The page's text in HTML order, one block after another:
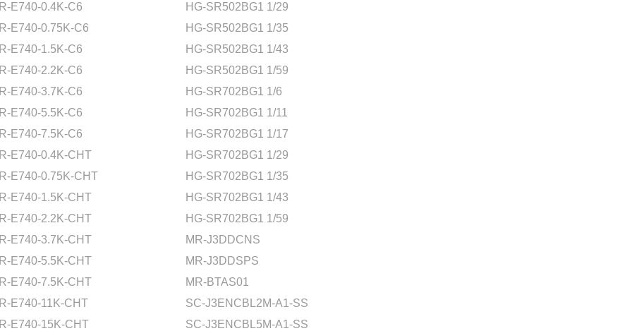
E740-0.4K-C6
HG-SR502BG1 1/29
E740-0.75K-C6
HG-SR502BG1 1/35
E740-1.5K-C6
HG-SR502BG1 1/43
E740-2.2K-C6
HG-SR502BG1 1/59
E740-3.7K-C6
HG-SR702BG1 1/6
E740-5.5K-C6
HG-SR702BG1 1/11
E740-7.5K-C6
HG-SR702BG1 1/17
E740-0.4K-CHT
HG-SR702BG1 1/29
E740-0.75K-CHT
HG-SR702BG1 1/35
E740-1.5K-CHT
HG-SR702BG1 1/43
E740-2.2K-CHT
HG-SR702BG1 1/59
E740-3.7K-CHT
MR-J3DDCNS
E740-5.5K-CHT
MR-J3DDSPS
E740-7.5K-CHT
MR-BTAS01
E740-11K-CHT
SC-J3ENCBL2M-A1-SS
E740-15K-CHT
SC-J3ENCBL5M-A1-SS